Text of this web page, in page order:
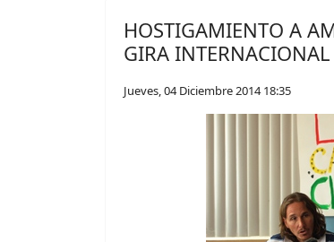
HOSTIGAMIENTO A
GIRA INTERNACIONAL
Jueves, 04 Diciembre 2014 18:35